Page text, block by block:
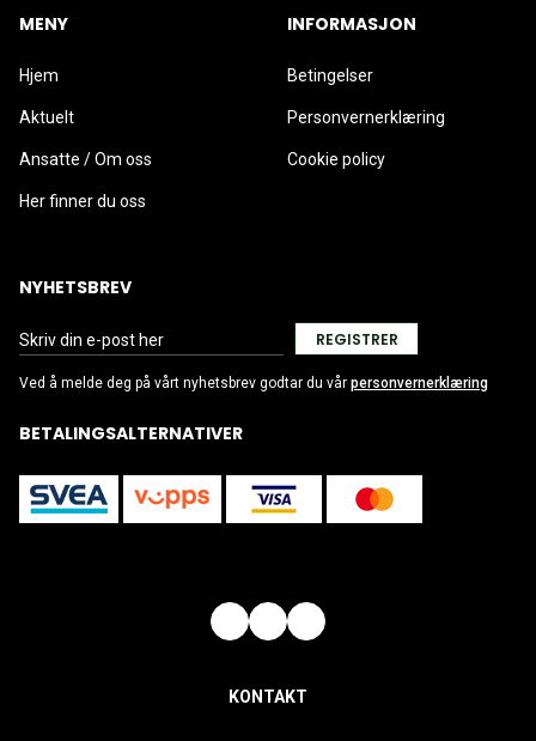
MENY
Hjem
Aktuelt
Ansatte / Om oss
Her finner du oss
INFORMASJON
Betingelser
Personvernerklæring
Cookie policy
NYHETSBREV
REGISTRER
Ved å melde deg på vårt nyhetsbrev godtar du vår personvernerklæring
BETALINGSALTERNATIVER
KONTAKT